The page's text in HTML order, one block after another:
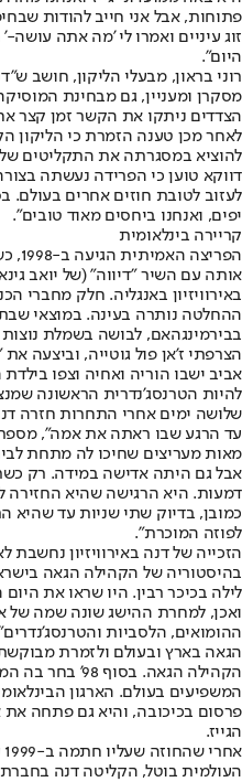
פתוחות, אבל אני חייב להודות
זוג עיניים ואמרו לי 'מה אתה
היום".
רוני בראון, מבעלי הליקון, חושב
מסקרן ומעניין, גם מבחינת
הצדדים ניתקו את הקשר זמן קצר
להוציא במסגרתה את התקליטים
דווקא טוען כי הפרידה נעשתה
לעזוב לטובת חוזים אחרים בעולם.
יפים, ואנחנו ביחסים מאוד טובים".
קריירה בינלאומית
אותה עם השיר "דיווה" (של יואב
באירוויזיון באנגליה. חלק מחברי
בבירמינגהאם, לבושה בשמלת
הצרפתי ז'אן פול גוטייה, וביצעה
אביב ישבו הוריה ואחיה וצפו
להיות הטרנסג'נדרית הראשונה
שלושה ימים אחרי התחרות חזרה
עד הרגע שבו ראתה את אמה", מספר
מאות מעריצים שחיכו לה מתחת
אבל גם היתה אדישה במידה. רק
דמעות. היא הרגישה שהיא
כמובן, בדיוק שתי שניות עד
לפוזה המוכרת".
הזכייה של דנה באירוויזיון
בהיסטוריה של הקהילה הגאה
לילה בכיכר רבין. היו שראו את
ואכן, למחרת ההישג שונה שמה של
ההומואים, הלסביות
הגאה בארץ ובעולם ולזמרת
הקהילה הגאה.
המשפיעים בעולם. הארגון
פרסום בכיכובה, והיא גם פתחה את
הגייז.